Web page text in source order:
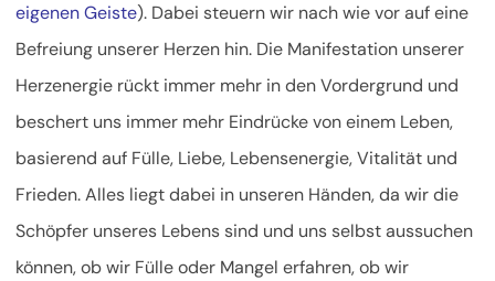
eigenen Geiste). Dabei steuern wir nach wie vor auf eine
Befreiung unserer Herzen hin. Die Manifestation unserer
Herzenergie rückt immer mehr in den Vordergrund und
beschert uns immer mehr Eindrücke von einem Leben,
basierend auf Fülle, Liebe, Lebensenergie, Vitalität und
Frieden. Alles liegt dabei in unseren Händen, da wir die
Schöpfer unseres Lebens sind und uns selbst aussuchen
können, ob wir Fülle oder Mangel erfahren, ob wir